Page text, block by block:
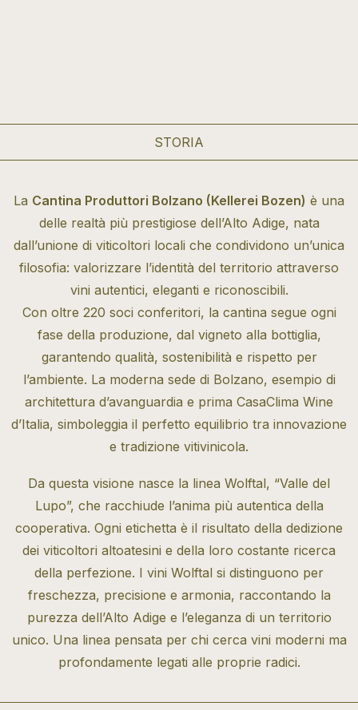
STORIA
La Cantina Produttori Bolzano (Kellerei Bozen) è una
delle realtà più prestigiose dell’Alto Adige, nata
dall’unione di viticoltori locali che condividono un’unica
filosofia: valorizzare l’identità del territorio attraverso
vini autentici, eleganti e riconoscibili.
Con oltre 220 soci conferitori, la cantina segue ogni
fase della produzione, dal vigneto alla bottiglia,
garantendo qualità, sostenibilità e rispetto per
l’ambiente. La moderna sede di Bolzano, esempio di
architettura d’avanguardia e prima CasaClima Wine
d’Italia, simboleggia il perfetto equilibrio tra innovazione
e tradizione vitivinicola.
Da questa visione nasce la linea Wolftal, “Valle del
Lupo”, che racchiude l’anima più autentica della
cooperativa. Ogni etichetta è il risultato della dedizione
dei viticoltori altoatesini e della loro costante ricerca
della perfezione. I vini Wolftal si distinguono per
freschezza, precisione e armonia, raccontando la
purezza dell’Alto Adige e l’eleganza di un territorio
unico. Una linea pensata per chi cerca vini moderni ma
profondamente legati alle proprie radici.